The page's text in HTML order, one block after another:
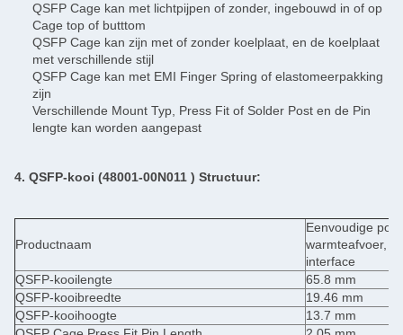
QSFP Cage kan met lichtpijpen of zonder, ingebouwd in of op
Cage top of butttom
QSFP Cage kan zijn met of zonder koelplaat, en de koelplaat
met verschillende stijl
QSFP Cage kan met EMI Finger Spring of elastomeerpakking
zijn
Verschillende Mount Typ, Press Fit of Solder Post en de Pin
lengte kan worden aangepast
4. QSFP-kooi (48001-00N011 ) Structuur:
Productnaam
Eenvoudige
warmteafvoer,
interface
QSFP-kooilengte
65.8 mm
QSFP-kooibreedte
19.46 mm
QSFP-kooihoogte
13.7 mm